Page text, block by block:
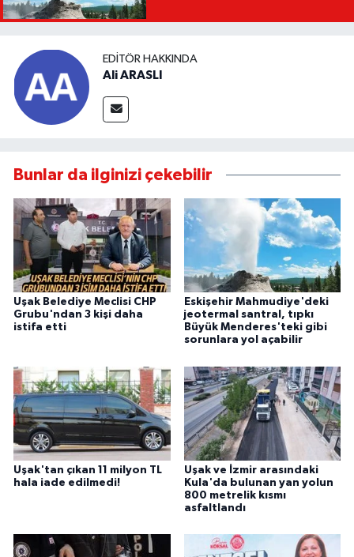
EDITÖR HAKKINDA
Ali ARASLI
Bunlar da ilginizi çekebilir
Uşak Belediye Meclisi CHP
Grubu'ndan 3 kişi daha
istifa etti
Eskişehir Mahmudiye'deki
jeotermal santral, tıpkı
Büyük Menderes'teki gibi
sorunlara yol açabilir
Uşak'tan çıkan 11 milyon TL
hala iade edilmedi!
Uşak ve İzmir arasındaki
Kula'da bulunan yan yolun
800 metrelik kısmı
asfaltlandı